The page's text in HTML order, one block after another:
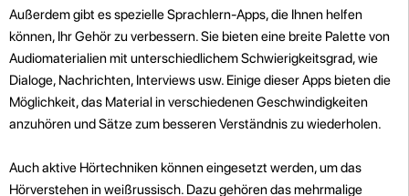
Außerdem gibt es spezielle Sprachlern-Apps, die Ihnen helfen
können, Ihr Gehör zu verbessern. Sie bieten eine breite Palette von
Audiomaterialien mit unterschiedlichem Schwierigkeitsgrad, wie
Dialoge, Nachrichten, Interviews usw. Einige dieser Apps bieten die
Möglichkeit, das Material in verschiedenen Geschwindigkeiten
anzuhören und Sätze zum besseren Verständnis zu wiederholen.
Auch aktive Hörtechniken können eingesetzt werden, um das
Hörverstehen in weißrussisch. Dazu gehören das mehrmalige